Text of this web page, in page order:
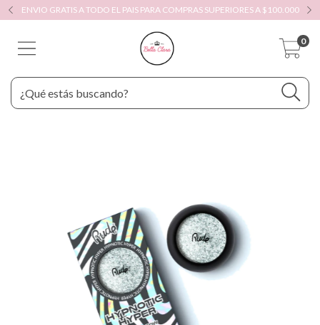
ENVIO GRATIS A TODO EL PAIS PARA COMPRAS SUPERIORES A $100.000
0